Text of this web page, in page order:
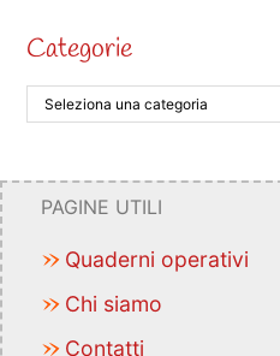
Categorie
PAGINE UTILI
Quaderni operativi
Chi siamo
Contatti